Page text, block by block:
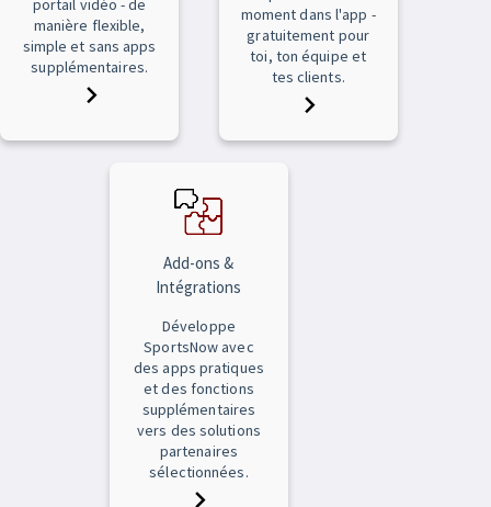
manière flexible,
simple et sans apps
supplémentaires.
moment dans l'app -
gratuitement pour
toi, ton équipe et
tes clients.
Add-ons &
Intégrations
Développe
SportsNow avec
des apps pratiques
et des fonctions
supplémentaires
vers des solutions
partenaires
sélectionnées.